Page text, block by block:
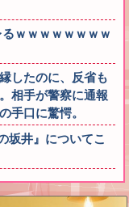
ｗｗｗｗｗｗｗｗ
したのに、反省も
相手が警察に通報
手口に驚愕。
坂井』についてこ